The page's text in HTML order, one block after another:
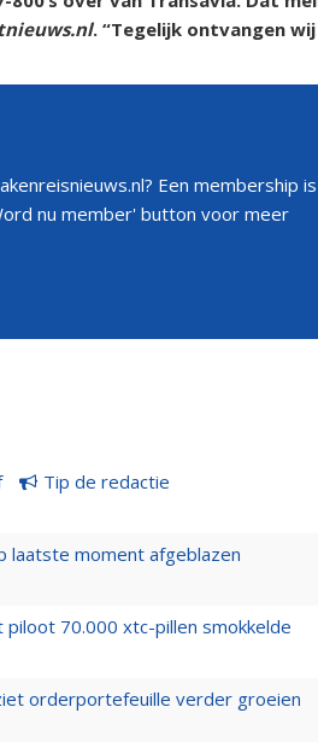
. “Tegelijk ontvangen
Een membership
nu member' button voor meer
Tip de redactie
laatste moment afgeblazen
piloot 70.000 xtc-pillen smokkelde
orderportefeuille verder groeien